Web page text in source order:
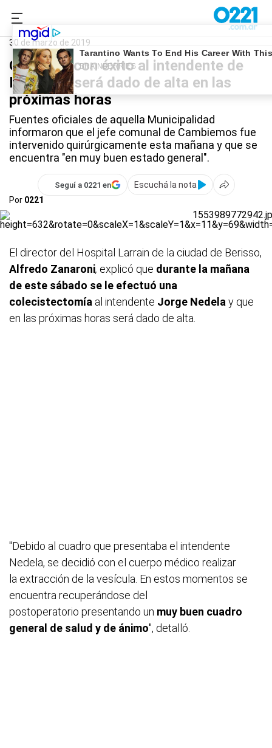
0221.com.ar
30 de marzo de 2019
Operaron con éxito al intendente de
Berisso y será dado de alta en las
próximas horas
Fuentes oficiales de aquella Municipalidad
informaron que el jefe comunal de Cambiemos fue
intervenido quirúrgicamente esta mañana y que se
encuentra "en muy buen estado general".
Seguí a 0221 en
Escuchá la nota
Por 0221
El director del Hospital Larrain de la ciudad de Berisso,
Alfredo Zanaroni, explicó que durante la mañana
de este sábado se le efectuó una
colecistectomía al intendente Jorge Nedela y que
en las próximas horas será dado de alta.
"Debido al cuadro que presentaba el intendente
Nedela, se decidió con el cuerpo médico realizar
la extracción de la vesícula. En estos momentos se
encuentra recuperándose del
postoperatorio presentando un muy buen cuadro
general de salud y de ánimo", detalló.